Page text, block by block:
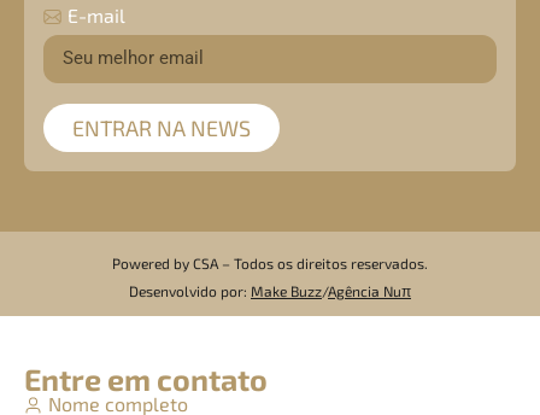
E-mail
ENTRAR NA NEWS
Powered by CSA – Todos os direitos reservados.
Desenvolvido por: Make Buzz/Agência Nuπ
Entre em contato
Nome completo